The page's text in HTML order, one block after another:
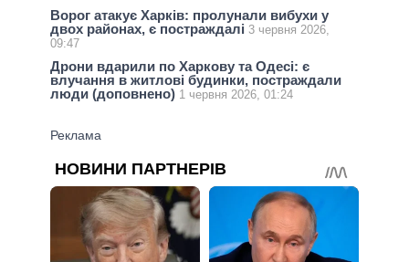
Ворог атакує Харків: пролунали вибухи у
двох районах, є постраждалі 3 червня 2026,
09:47
Дрони вдарили по Харкову та Одесі: є
влучання в житлові будинки, постраждали
люди (доповнено) 1 червня 2026, 01:24